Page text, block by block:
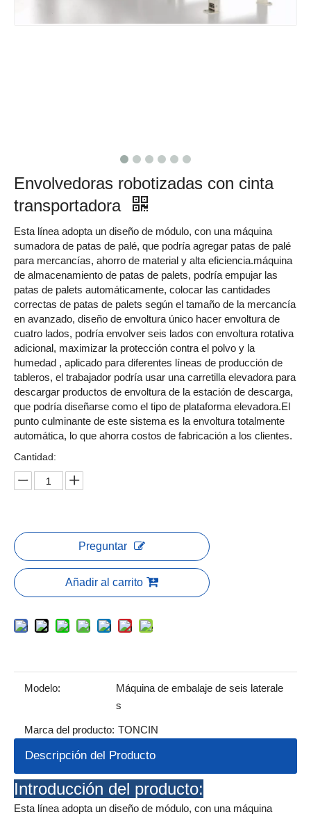
Envolvedoras robotizadas con cinta
transportadora
Esta línea adopta un diseño de módulo, con una máquina
sumadora de patas de palé, que podría agregar patas de palé
para mercancías, ahorro de material y alta eficiencia.máquina
de almacenamiento de patas de palets, podría empujar las
patas de palets automáticamente, colocar las cantidades
correctas de patas de palets según el tamaño de la mercancía
en avanzado, diseño de envoltura único hacer envoltura de
cuatro lados, podría envolver seis lados con envoltura rotativa
adicional, maximizar la protección contra el polvo y la
humedad , aplicado para diferentes líneas de producción de
tableros, el trabajador podría usar una carretilla elevadora para
descargar productos de envoltura de la estación de descarga,
que podría diseñarse como el tipo de plataforma elevadora.El
punto culminante de este sistema es la envoltura totalmente
automática, lo que ahorra costos de fabricación a los clientes.
Cantidad:
Preguntar
Añadir al carrito
Modelo:
Máquina de embalaje de seis laterale
s
Marca del producto: TONCIN
Descripción del Producto
Introducción del producto:
Esta línea adopta un diseño de módulo, con una máquina